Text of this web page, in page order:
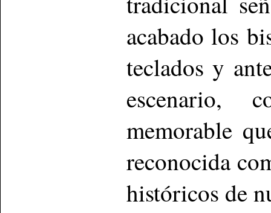
acabado los
teclados y
escenario,
memorable
reconocida
históricos de